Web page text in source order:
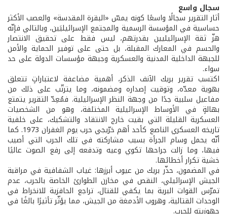
سجال واسع
أثار التقرير سجالًا واسعًا كونه يمسّ «البقرة المقدسة» والعصب الأكثر
حساسية في المؤسسة الرسمية والمجتمع الإسرائيليَين، وبالتالي فإنّه
هزّ ثقة الإسرائيليين بقدرتهم، ليس فقط على تحقيق الانتصار
والحسم في المعارك المقبلة، بل حتى على توفير الحماية والأمن
للجبهة الداخلية المدنية والعسكرية وجبهة مؤسسات الدولة على حد
سواء.
اكتسب تقرير بريك الآنف الذكر، أهمية مضاعفة لاعتباراتٍ تتعلق
بهوية معدّه، وتوقيت إصداره ومضمونه، وما يترتّب على ذلك من
مفاعيل سلبية جدًا من وجهة النظر الإسرائيلية. فمُعِدّ التقرير يتمتع
بهالةٍ في الأوساط الإسرائيلية المختلفة، وهو من الشخصيات
العسكرية القليلة التي بقيت خارج الانتقاد والتشكيك، على خلفية
تاريخه العسكري الناصع كأحد أهم خرّيجي حرب يوم الغفران 1973. كما
أنّه يحمل وسام الجرأة بسبب مشاركته في تلك الحرب التي أصيب
فيها، وما زالت جراحها تكوي وعيه وتدفعه إلى رفع الصوت عاليًا
خشية تكرار أخطائها.
في المضمون، حذّر بريك من عيوب أبرزها: غياب الشفافية في مراقبة
الجيش الإسرائيلي، النقص في مخازن الطوارئ الخاصة بالحرب، عدم
تمرّس القوات البرية بما يكفي للقتال، تراجع الحافزية للانخراط في
الوحدات القتالية، وهروب الأدمغة من الجيش، مما يؤثّر تأثيرًا بالغًا في
جهوزيته للحرب.